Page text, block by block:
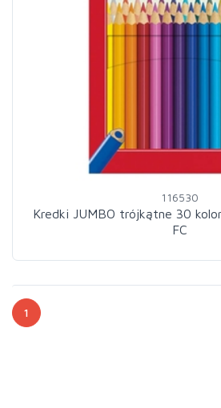
116530
Kredki JUMBO trójkątne 30
FC
1